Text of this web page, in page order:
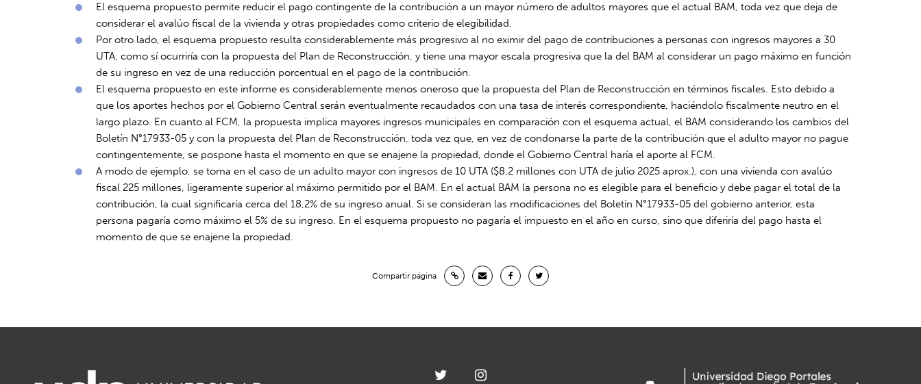
El esquema propuesto permite reducir el pago contingente de la contribución a un mayor número de adultos mayores que el actual BAM, toda vez que deja de
considerar el avalúo fiscal de la vivienda y otras propiedades como criterio de elegibilidad.
Por otro lado, el esquema propuesto resulta considerablemente más progresivo al no eximir del pago de contribuciones a personas con ingresos mayores a 30
UTA, como sí ocurriría con la propuesta del Plan de Reconstrucción, y tiene una mayor escala progresiva que la del BAM al considerar un pago máximo en función
de su ingreso en vez de una reducción porcentual en el pago de la contribución.
El esquema propuesto en este informe es considerablemente menos oneroso que la propuesta del Plan de Reconstrucción en términos fiscales. Esto debido a
que los aportes hechos por el Gobierno Central serán eventualmente recaudados con una tasa de interés correspondiente, haciéndolo fiscalmente neutro en el
largo plazo. En cuanto al FCM, la propuesta implica mayores ingresos municipales en comparación con el esquema actual, el BAM considerando los cambios del
Boletín N°17933-05 y con la propuesta del Plan de Reconstrucción, toda vez que, en vez de condonarse la parte de la contribución que el adulto mayor no pague
contingentemente, se pospone hasta el momento en que se enajene la propiedad, donde el Gobierno Central haría el aporte al FCM.
A modo de ejemplo, se toma en el caso de un adulto mayor con ingresos de 10 UTA ($8,2 millones con UTA de julio 2025 aprox.), con una vivienda con avalúo
fiscal 225 millones, ligeramente superior al máximo permitido por el BAM. En el actual BAM la persona no es elegible para el beneficio y debe pagar el total de la
contribución, la cual significaría cerca del 18,2% de su ingreso anual. Si se consideran las modificaciones del Boletín N°17933-05 del gobierno anterior, esta
persona pagaría como máximo el 5% de su ingreso. En el esquema propuesto no pagaría el impuesto en el año en curso, sino que diferiría del pago hasta el
momento de que se enajene la propiedad.
Compartir página